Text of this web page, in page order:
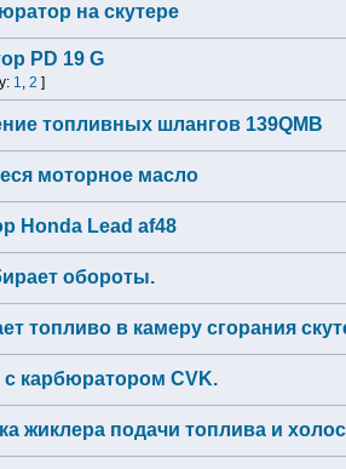
на скутере
PD 19 G
1, 2 ]
топливных шлангов 139QMB
моторное масло
Honda Lead af48
обороты.
топливо в камеру сгорания
карбюратором CVK.
жиклера подачи топлива и